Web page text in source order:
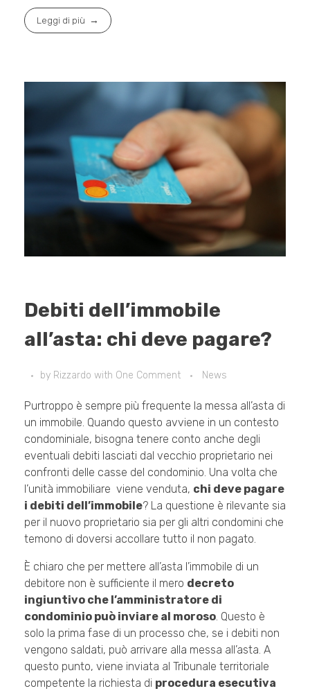
Leggi di più
Debiti dell’immobile
all’asta: chi deve pagare?
by Rizzardo with One Comment News
Purtroppo è sempre più frequente la messa all’asta di
un immobile. Quando questo avviene in un contesto
condominiale, bisogna tenere conto anche degli
eventuali debiti lasciati dal vecchio proprietario nei
confronti delle casse del condominio. Una volta che
l’unità immobiliare viene venduta, chi deve pagare
i debiti dell’immobile? La questione è rilevante sia
per il nuovo proprietario sia per gli altri condomini che
temono di doversi accollare tutto il non pagato.
È chiaro che per mettere all’asta l’immobile di un
debitore non è sufficiente il mero decreto
ingiuntivo che l’amministratore di
condominio può inviare al moroso. Questo è
solo la prima fase di un processo che, se i debiti non
vengono saldati, può arrivare alla messa all’asta. A
questo punto, viene inviata al Tribunale territoriale
competente la richiesta di procedura esecutiva